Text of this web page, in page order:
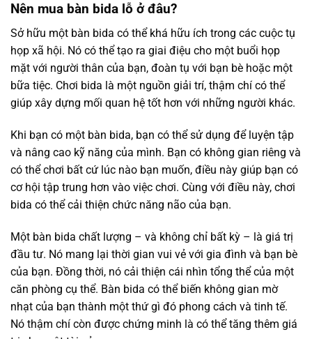
Nên mua bàn bida lỗ ở đâu?
Sở hữu một bàn bida có thể khá hữu ích trong các cuộc tụ
họp xã hội. Nó có thể tạo ra giai điệu cho một buổi họp
mặt với người thân của bạn, đoàn tụ với bạn bè hoặc một
bữa tiệc. Chơi bida là một nguồn giải trí, thậm chí có thể
giúp xây dựng mối quan hệ tốt hơn với những người khác.
Khi bạn có một bàn bida, bạn có thể sử dụng để luyện tập
và nâng cao kỹ năng của mình. Bạn có không gian riêng và
có thể chơi bất cứ lúc nào bạn muốn, điều này giúp bạn có
cơ hội tập trung hơn vào việc chơi. Cùng với điều này, chơi
bida có thể cải thiện chức năng não của bạn.
Một bàn bida chất lượng – và không chỉ bất kỳ – là giá trị
đầu tư. Nó mang lại thời gian vui vẻ với gia đình và bạn bè
của bạn. Đồng thời, nó cải thiện cái nhìn tổng thể của một
căn phòng cụ thể. Bàn bida có thể biến không gian mờ
nhạt của bạn thành một thứ gì đó phong cách và tinh tế.
Nó thậm chí còn được chứng minh là có thể tăng thêm giá